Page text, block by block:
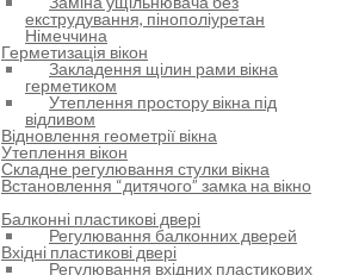
екструдування, пінополіуретан
Німеччина
Герметизація вікон
Закладення щілин рами вікна
герметиком
Утеплення простору вікна під
відливом
Відновлення геометрії вікна
Утеплення вікон
Складне регулювання стулки вікна
Встановлення “дитячого” замка на вікно
Балконні пластикові двері
Регулювання балконних дверей
Вхідні пластикові двері
Регулювання вхідних пластикових